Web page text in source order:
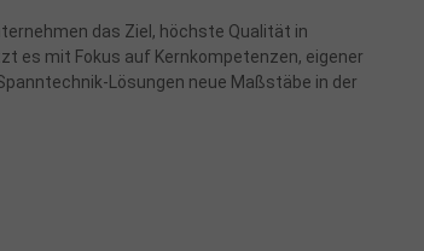
das Ziel, höchste Qualität in
es mit Fokus auf Kernkompetenzen, eigener
Lösungen neue Maßstäbe in der